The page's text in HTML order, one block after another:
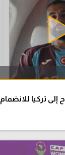
تركيا للانضمام